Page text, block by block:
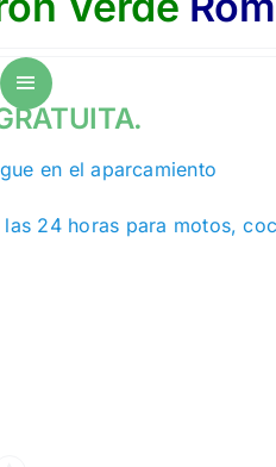
en el aparcamiento
24 horas para motos,